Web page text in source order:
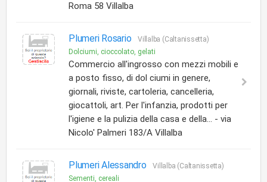
Roma 58 Villalba
Plumeri Rosario
Villalba (Caltanissetta)
Dolciumi, cioccolato, gelati
Commercio all'ingrosso con mezzi mobili e
a posto fisso, di dol ciumi in genere,
giornali, riviste, cartoleria, cancelleria,
giocattoli, art. Per l'infanzia, prodotti per
l'igiene e la pulizia della casa e della... - via
Nicolo' Palmeri 183/A Villalba
Plumeri Alessandro
Villalba (Caltanissetta)
Sementi, cereali